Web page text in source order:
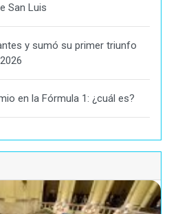
San Luis
y sumó su primer triunfo
en la Fórmula 1: ¿cuál es?